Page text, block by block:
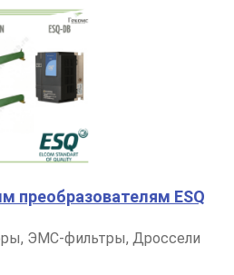
преобразователям ESQ
ЭМС-фильтры, Дроссели